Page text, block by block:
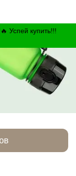
Успей купить!!!